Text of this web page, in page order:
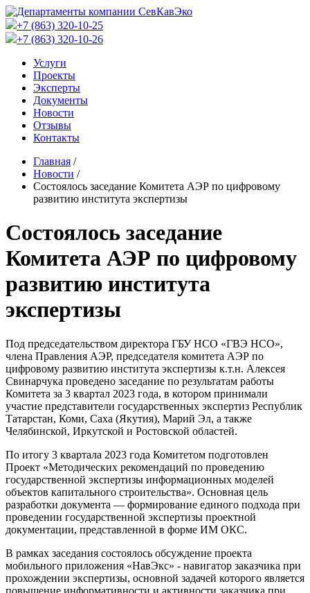
+7 (863) 320-10-25
+7 (863) 320-10-26
Услуги
Проекты
Эксперты
Документы
Новости
Отзывы
Контакты
Главная /
Новости /
Состоялось заседание Комитета АЭР по цифровому
развитию института экспертизы
Состоялось заседание
Комитета АЭР по цифровому
развитию института
экспертизы
Под председательством директора ГБУ НСО «ГВЭ НСО»,
члена Правления АЭР, председателя комитета АЭР по
цифровому развитию института экспертизы к.т.н. Алексея
Свинарчука проведено заседание по результатам работы
Комитета за 3 квартал 2023 года, в котором принимали
участие представители государственных экспертиз Республик
Татарстан, Коми, Саха (Якутия), Марий Эл, а также
Челябинской, Иркутской и Ростовской областей.
По итогу 3 квартала 2023 года Комитетом подготовлен
Проект «Методических рекомендаций по проведению
государственной экспертизы информационных моделей
объектов капитального строительства». Основная цель
разработки документа — формирование единого подхода при
проведении государственной экспертизы проектной
документации, представленной в форме ИМ ОКС.
В рамках заседания состоялось обсуждение проекта
мобильного приложения «НавЭкс» - навигатор заказчика при
прохождении экспертизы, основной задачей которого является
повышение информативности и активности заказчика при